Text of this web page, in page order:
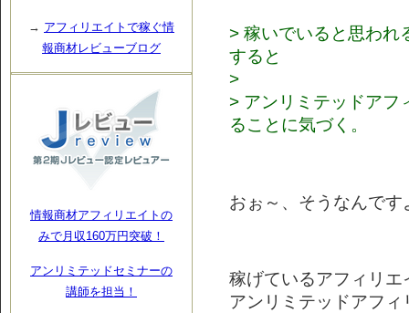
> 稼いでいると思われ
すると
>
> アンリミテッドアフ
ることに気づく。
おぉ～、そうなんです
稼げているアフィリ
アンリミテッドアフ
→ アフィリエイトで稼ぐ情
報商材レビューブログ
情報商材アフィリエイトの
みで月収160万円突破！
アンリミテッドセミナーの
講師を担当！